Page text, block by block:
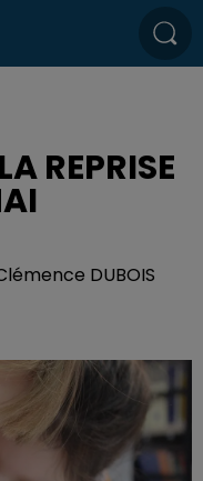
REPRISE
DUBOIS